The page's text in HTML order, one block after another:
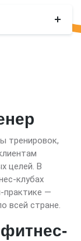
тренировок,
целей. В
клубах
практике —
всей стране.